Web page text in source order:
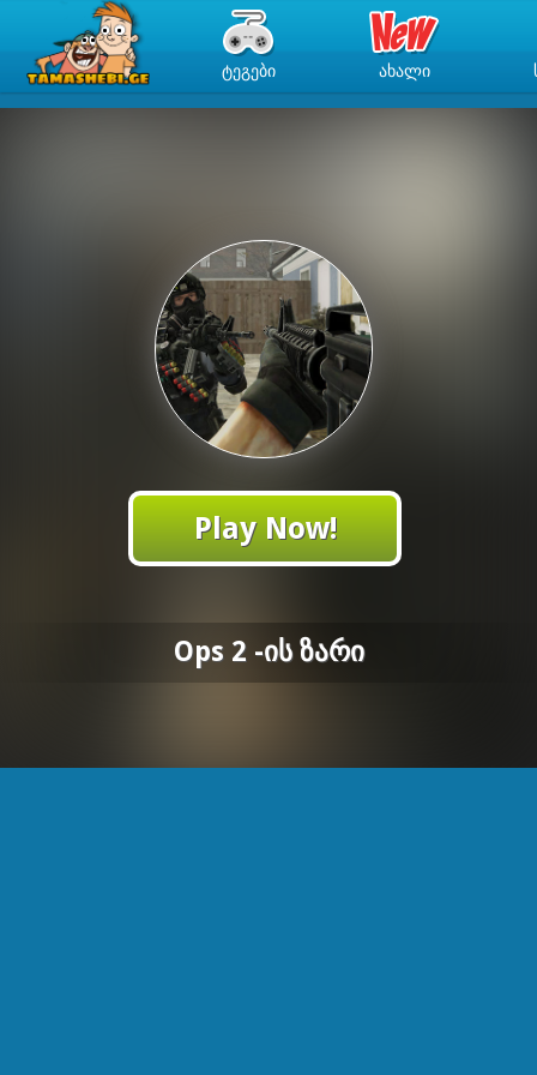
ᲢᲔᲒᲔᲑᲘ ᲐᲮᲐᲚᲘ
Play Now!
Ops 2 -ის Ზარი